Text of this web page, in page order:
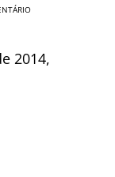
2014,